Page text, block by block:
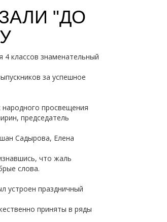
Подробнее
деятельности
"ДО
классов знаменательный
за успешное
народного просвещения
председатель
Садырова, Елена
что жаль
слова.
устроен праздничный
приняты в ряды